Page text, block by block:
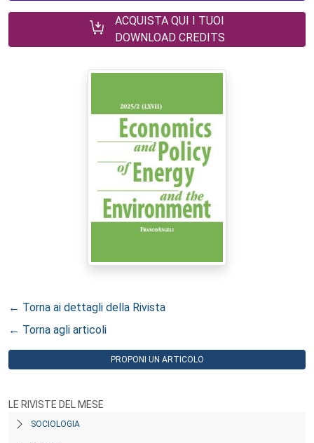
ACQUISTA QUI I TUOI
DOWNLOAD CREDITS
← Torna ai dettagli della Rivista
← Torna agli articoli
PROPONI UN ARTICOLO
LE RIVISTE DEL MESE
SOCIOLOGIA